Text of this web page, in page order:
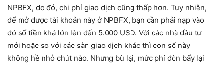
NPBFX, do đó, chi phí giao dịch cũng thấp hơn. Tuy nhiên,
để mở được tài khoản này ở NPBFX, bạn cần phải nạp vào
đó số tiền khá lớn lên đến 5.000 USD. Với các nhà đầu tư
mới hoặc so với các sàn giao dịch khác thì con số này
không hề nhỏ chút nào. Nhưng bù lại, mức phí đòn bẩy lại